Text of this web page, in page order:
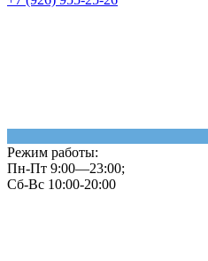
Режим работы:
Пн-Пт 9:00—23:00;
Сб-Вс 10:00-20:00